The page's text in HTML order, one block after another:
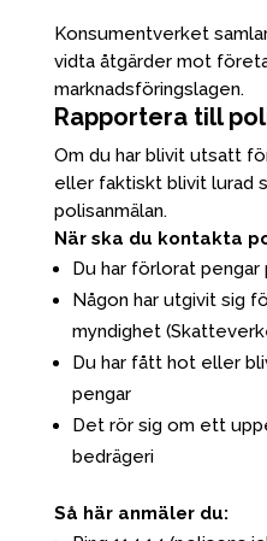
Konsumentverket
vidta åtgärder mot
marknadsföringslagen.
Rapportera till
Om du har blivit utsatt
eller faktiskt blivit lurad
polisanmälan.
När ska du kontakta
Du har förlorat
Någon har utgivit sig
myndighet
Du har fått hot eller
pengar
Det rör sig om ett
bedrägeri
Så här anmäler du: